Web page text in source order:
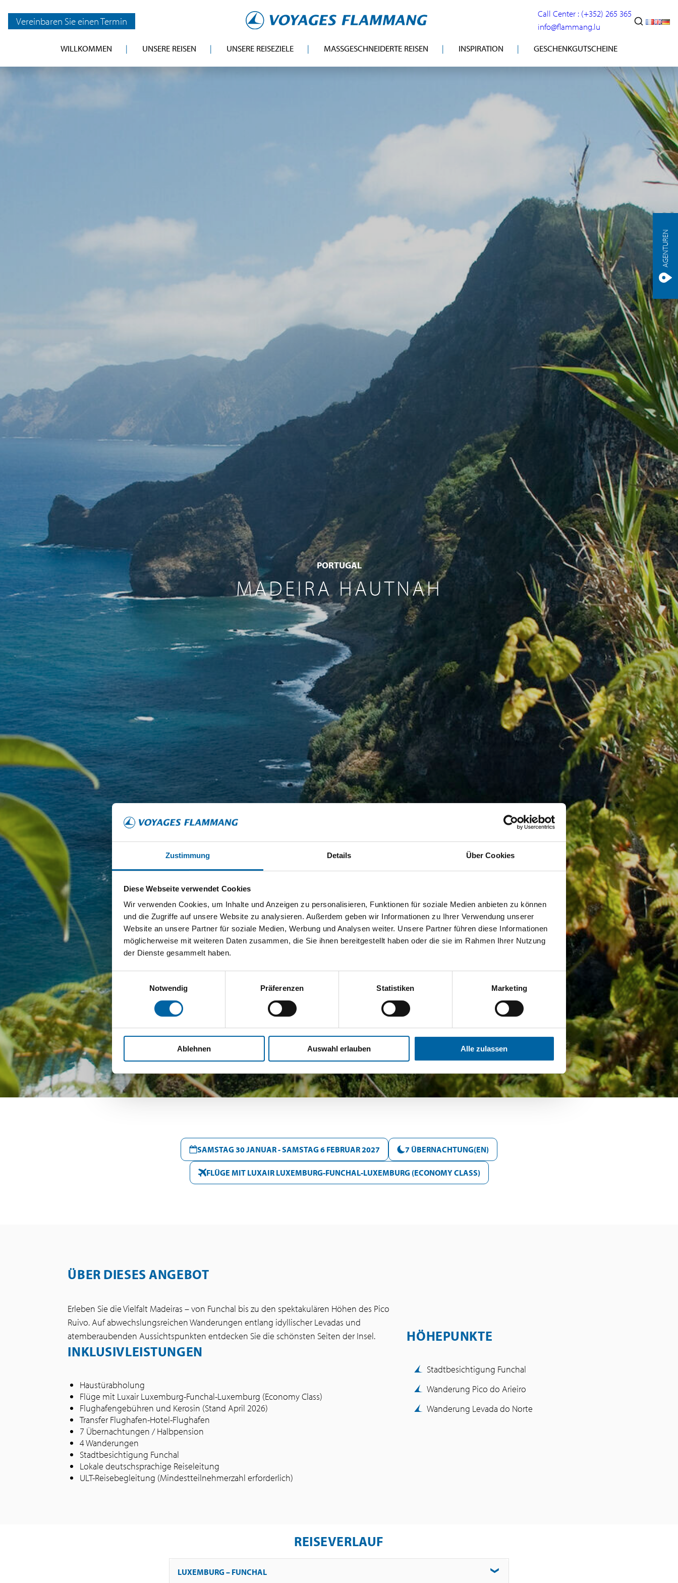
Zustimmung Details Über Cookies
Diese Webseite verwendet Cookies
Wir verwenden Cookies, um Inhalte und Anzeigen zu personalisieren, Funktionen für soziale Medien anbieten zu können
und die Zugriffe auf unsere Website zu analysieren. Außerdem geben wir Informationen zu Ihrer Verwendung unserer
Website an unsere Partner für soziale Medien, Werbung und Analysen weiter. Unsere Partner führen diese Informationen
möglicherweise mit weiteren Daten zusammen, die Sie ihnen bereitgestellt haben oder die sie im Rahmen Ihrer Nutzung
der Dienste gesammelt haben.
Einwilligungsauswahl
Notwendig
Präferenzen Statistiken Marketing
Ablehnen Auswahl erlauben Alle zulassen
Vereinbaren Sie einen Termin
Call Center : (+352) 265 365
info@flammang.lu
AGENTUREN
WILLKOMMEN UNSERE REISEN UNSERE REISEZIELE MASSGESCHNEIDERTE REISEN INSPIRATION GESCHENKGUTSCHEINE
PORTUGAL
MADEIRA HAUTNAH
SAMSTAG 30 JANUAR - SAMSTAG 6 FEBRUAR 2027 7 ÜBERNACHTUNG(EN)
FLÜGE MIT LUXAIR LUXEMBURG-FUNCHAL-LUXEMBURG (ECONOMY CLASS)
ÜBER DIESES ANGEBOT
Erleben Sie die Vielfalt Madeiras – von Funchal bis zu den spektakulären Höhen des Pico
Ruivo. Auf abwechslungsreichen Wanderungen entlang idyllischer Levadas und
atemberaubenden Aussichtspunkten entdecken Sie die schönsten Seiten der Insel.
INKLUSIVLEISTUNGEN
Haustürabholung
Flüge mit Luxair Luxemburg-Funchal-Luxemburg (Economy Class)
Flughafengebühren und Kerosin (Stand April 2026)
Transfer Flughafen-Hotel-Flughafen
7 Übernachtungen / Halbpension
4 Wanderungen
Stadtbesichtigung Funchal
Lokale deutschsprachige Reiseleitung
ULT-Reisebegleitung (Mindestteilnehmerzahl erforderlich)
HÖHEPUNKTE
Stadtbesichtigung Funchal
Wanderung Pico do Arieiro
Wanderung Levada do Norte
REISEVERLAUF
LUXEMBURG – FUNCHAL